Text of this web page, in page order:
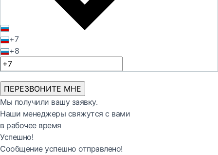
+7
+8
ПЕРЕЗВОНИТЕ МНЕ
Мы получили вашу заявку.
Наши менеджеры свяжутся с вами
в рабочее время
Успешно!
Сообщение успешно отправлено!